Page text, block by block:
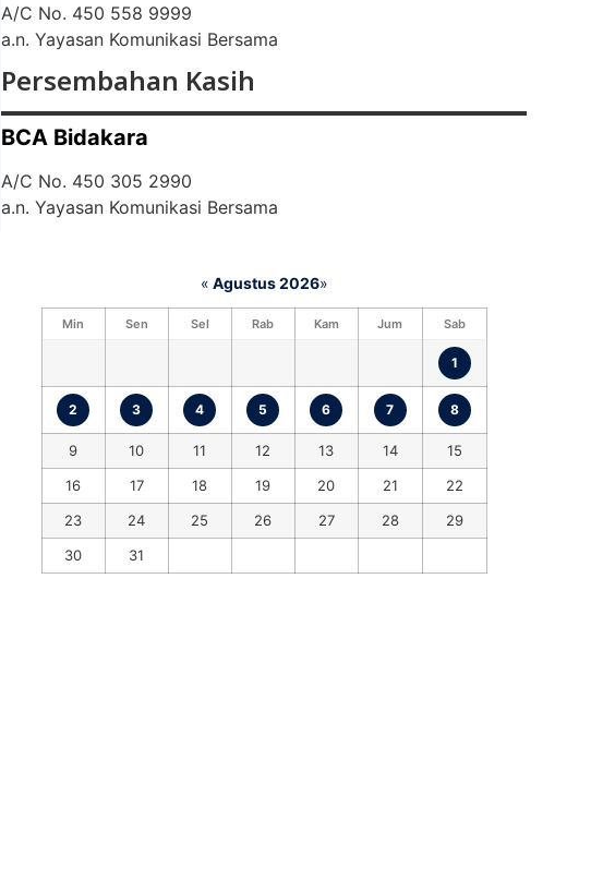
A/C No. 450 558 9999
a.n. Yayasan Komunikasi Bersama
Persembahan Kasih
BCA Bidakara
A/C No. 450 305 2990
a.n. Yayasan Komunikasi Bersama
« Agustus 2026»
Min Sen Sel Rab Kam Jum Sab
1
2 3 4 5 6 7 8
9 10 11 12 13 14
15
16
17 18 19 20 21
22
23
24 25 26 27 28
29
30
31